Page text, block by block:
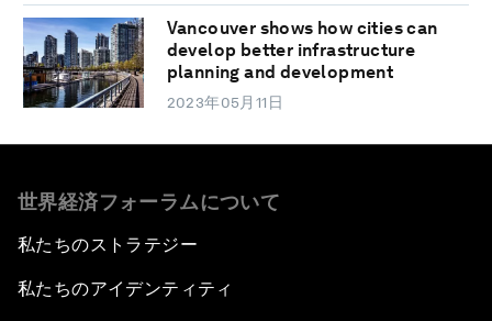
Vancouver shows how cities can
develop better infrastructure
planning and development
2023年05月11日
世界経済フォーラムについて
私たちのストラテジー
私たちのアイデンティティ